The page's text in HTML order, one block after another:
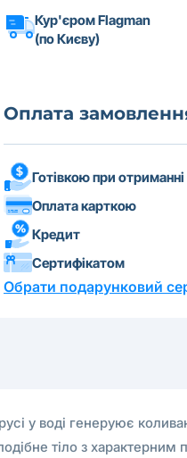
Кур'єром Flagman
(по Києву)
Оплата
Готівкою при отриманні
Оплата карткою
Кредит
Сертифікатом
Обрати подарунковий
у воді генеруює
тіло з характерним